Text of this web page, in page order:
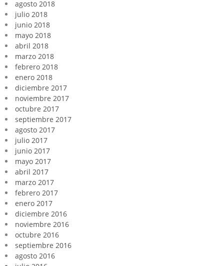
agosto 2018
julio 2018
junio 2018
mayo 2018
abril 2018
marzo 2018
febrero 2018
enero 2018
diciembre 2017
noviembre 2017
octubre 2017
septiembre 2017
agosto 2017
julio 2017
junio 2017
mayo 2017
abril 2017
marzo 2017
febrero 2017
enero 2017
diciembre 2016
noviembre 2016
octubre 2016
septiembre 2016
agosto 2016